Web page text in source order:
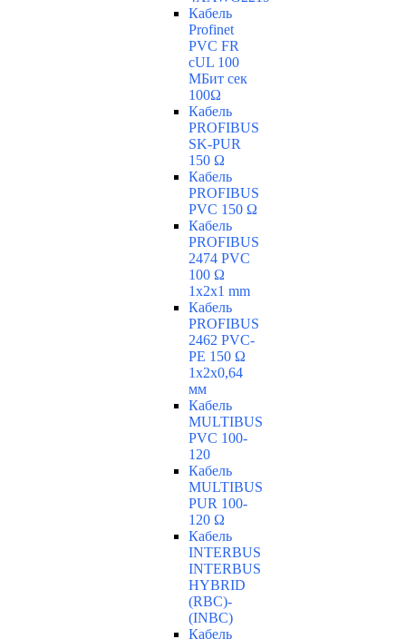
Кабель
Profinet
PVC FR
cUL 100
MБит сек
100Ω
Кабель
PROFIBUS
SK-PUR
150 Ω
Кабель
PROFIBUS
PVC 150 Ω
Кабель
PROFIBUS
2474 PVC
100 Ω
1x2x1 mm
Кабель
PROFIBUS
2462 PVC-
PE 150 Ω
1x2x0,64
мм
Кабель
MULTIBUS
PVC 100-
120
Кабель
MULTIBUS
PUR 100-
120 Ω
Кабель
INTERBUS
INTERBUS
HYBRID
(RBC)-
(INBC)
Кабель